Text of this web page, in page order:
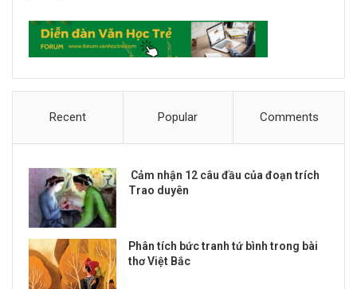
Recent Popular Comments
Cảm nhận 12 câu đầu của đoạn trích
Trao duyên
Phân tích bức tranh tứ bình trong bài
thơ Việt Bắc